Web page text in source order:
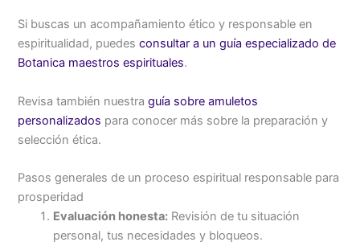
Si buscas un acompañamiento ético y responsable en
espiritualidad, puedesconsultar a un guía especializado de
Botanica maestros espirituales.
Revisa también nuestraguía sobre amuletos
personalizados para conocer más sobre la preparación y
selección ética.
Pasos generales de un proceso espiritual responsable para
prosperidad
Evaluación honesta: Revisión de tu situación
personal, tus necesidades y bloqueos.